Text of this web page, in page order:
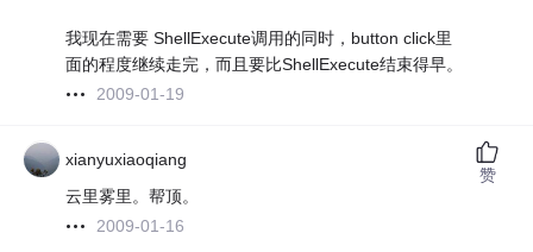
我现在需要 ShellExecute调用的同时，button click里
面的程度继续走完，而且要比ShellExecute结束得早。
2009-01-19
xianyuxiaoqiang
云里雾里。帮顶。
2009-01-16
赞